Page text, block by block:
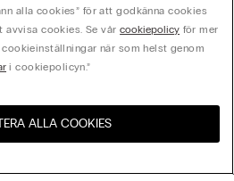
Förenta Staterna
alla cookies” för att godkänna cookies
avvisa cookies. Se vårcookiepolicy för mer
när som helst genom
i cookiepolicyn.”
ALLA COOKIES